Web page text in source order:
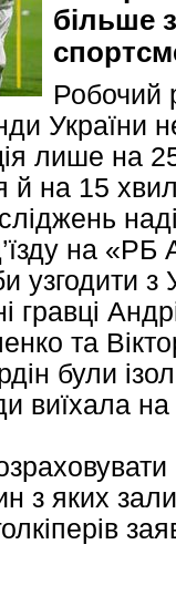
більше
Робочий
України
лише на
й на 15
на
узгодити
гравці
та
були
виїхала на
з яких